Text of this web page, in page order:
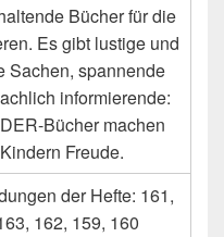
Bücher für die
Es gibt lustige und
Sachen, spannende
informierende:
Bücher machen
Freude.
der Hefte: 161,
162, 159, 160